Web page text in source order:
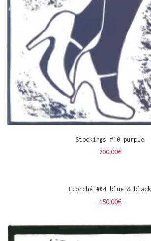
Stockings #10 purple
200,00€
Ecorché #04 blue & black
150,00€